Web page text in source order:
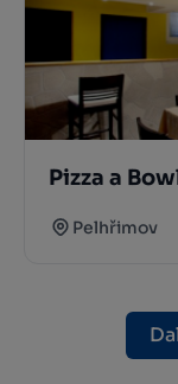
Pizza a
Pelhřimov